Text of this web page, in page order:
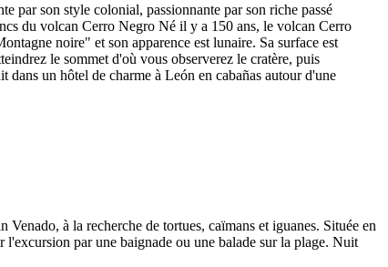
par son style colonial, passionnante par son riche passé
du volcan Cerro Negro Né il y a 150 ans, le volcan Cerro
noire" et son apparence est lunaire. Sa surface est
le sommet d'où vous observerez le cratère, puis
un hôtel de charme à León en cabañas autour d'une
à la recherche de tortues, caïmans et iguanes. Située en
l'excursion par une baignade ou une balade sur la plage. Nuit